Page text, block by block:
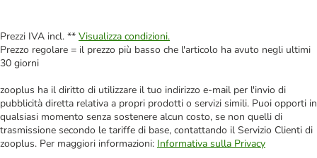
Prezzi IVA incl. ** Visualizza condizioni.
Prezzo regolare = il prezzo più basso che l'articolo ha avuto negli ultimi
30 giorni
zooplus ha il diritto di utilizzare il tuo indirizzo e-mail per l'invio di
pubblicità diretta relativa a propri prodotti o servizi simili. Puoi opporti in
qualsiasi momento senza sostenere alcun costo, se non quelli di
trasmissione secondo le tariffe di base, contattando il Servizio Clienti di
zooplus. Per maggiori informazioni: Informativa sulla Privacy